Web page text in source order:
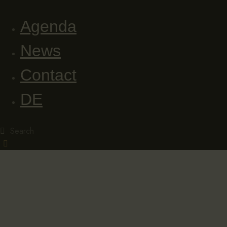
Agenda
News
Contact
DE